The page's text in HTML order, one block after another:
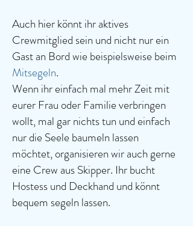
Auch hier könnt ihr aktives
Crewmitglied sein und nicht nur ein
Gast an Bord wie beispielsweise beim
Mitsegeln.
Wenn ihr einfach mal mehr Zeit mit
eurer Frau oder Familie verbringen
wollt, mal gar nichts tun und einfach
nur die Seele baumeln lassen
möchtet, organisieren wir auch gerne
eine Crew aus Skipper. Ihr bucht
Hostess und Deckhand und könnt
bequem segeln lassen.